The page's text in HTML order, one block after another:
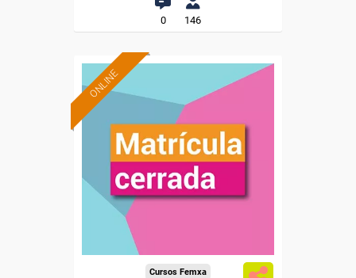
0 146
ONLINE
Cursos Femxa